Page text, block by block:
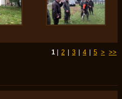
1 2 3 4 5 > >>